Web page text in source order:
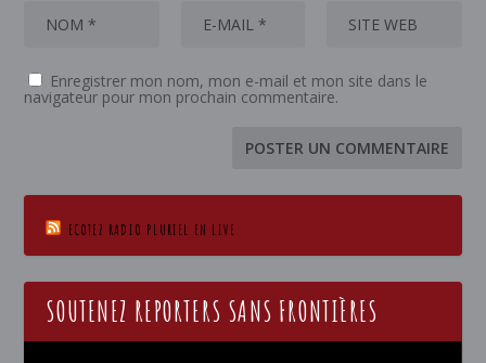
Enregistrer mon nom, mon e-mail et mon site dans le
navigateur pour mon prochain commentaire.
ECOTEZ RADIO PLURIEL EN LIVE
SOUTENEZ REPORTERS SANS FRONTIÈRES